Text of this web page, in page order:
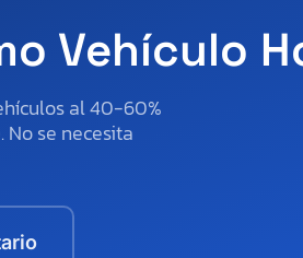
Vehículo
al 40-60%
se necesita